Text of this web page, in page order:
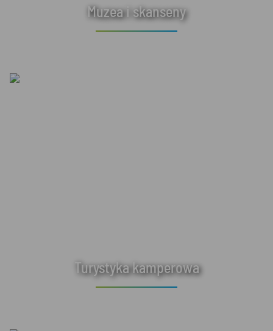
Muzea i skanseny
Turystyka kamperowa